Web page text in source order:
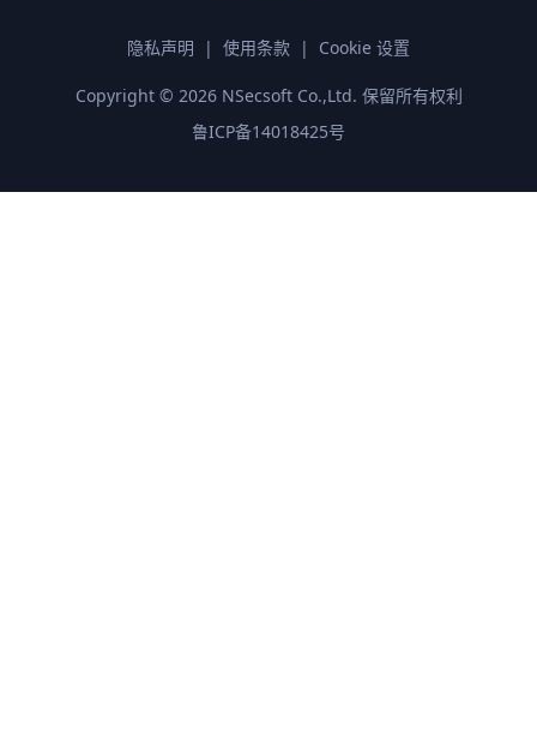
隐私声明 | 使用条款 | Cookie 设置
Copyright © 2026NSecsoft Co.,Ltd. 保留所有权利
鲁ICP备14018425号